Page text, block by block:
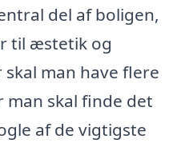
del af boligen,
til æstetik og
man have flere
man skal finde det
af de vigtigste